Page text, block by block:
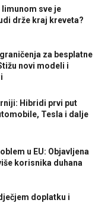
sve je
drže kraj kreveta?
za besplatne
novi modeli i
Hibridi prvi put
Tesla i dalje
u EU: Objavljena
korisnika duhana
doplatku i